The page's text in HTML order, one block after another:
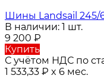
Шины Landsail 245/
В наличии: 1 шт.
9 200 ₽
Купить
С учётом НДС по
1 533,33 ₽ x 6 мес.